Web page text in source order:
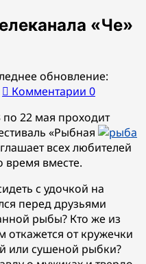
«Че»
обновление:
Комментарии 0
22 мая проходит
«Рыбная
всех любителей
время вместе.
с удочкой на
перед друзьями
рыбы? Кто же из
от кружечки
или сушеной рыбки?